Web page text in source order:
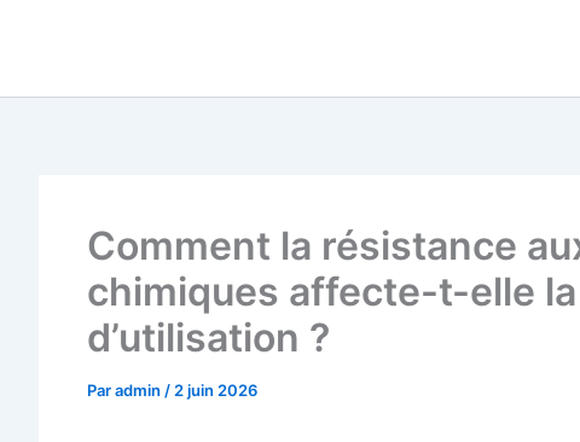
Comment la résistance
chimiques affecte-t-elle
d’utilisation ?
Paradmin / 2 juin 2026